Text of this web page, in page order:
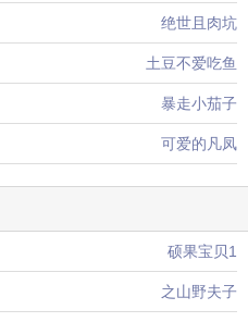
绝世且肉坑
土豆不爱吃鱼
暴走小茄子
可爱的凡凤
硕果宝贝1
之山野夫子